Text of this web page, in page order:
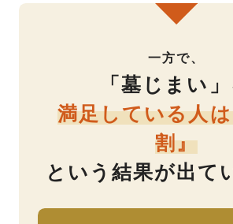
一方で、
「墓じまい
満足している人は
割』
という結果が出て